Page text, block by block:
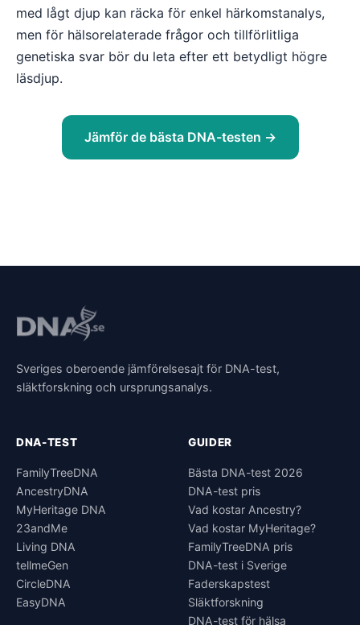
med lågt djup kan räcka för enkel härkomstanalys,
men för hälsorelaterade frågor och tillförlitliga
genetiska svar bör du leta efter ett betydligt högre
läsdjup.
Jämför de bästa DNA-testen →
Sveriges oberoende jämförelsesajt för DNA-test,
släktforskning och ursprungsanalys.
DNA-TEST
FamilyTreeDNA
AncestryDNA
MyHeritage DNA
23andMe
Living DNA
tellmeGen
CircleDNA
EasyDNA
GUIDER
Bästa DNA-test 2026
DNA-test pris
Vad kostar Ancestry?
Vad kostar MyHeritage?
FamilyTreeDNA pris
DNA-test i Sverige
Faderskapstest
Släktforskning
DNA-test för hälsa